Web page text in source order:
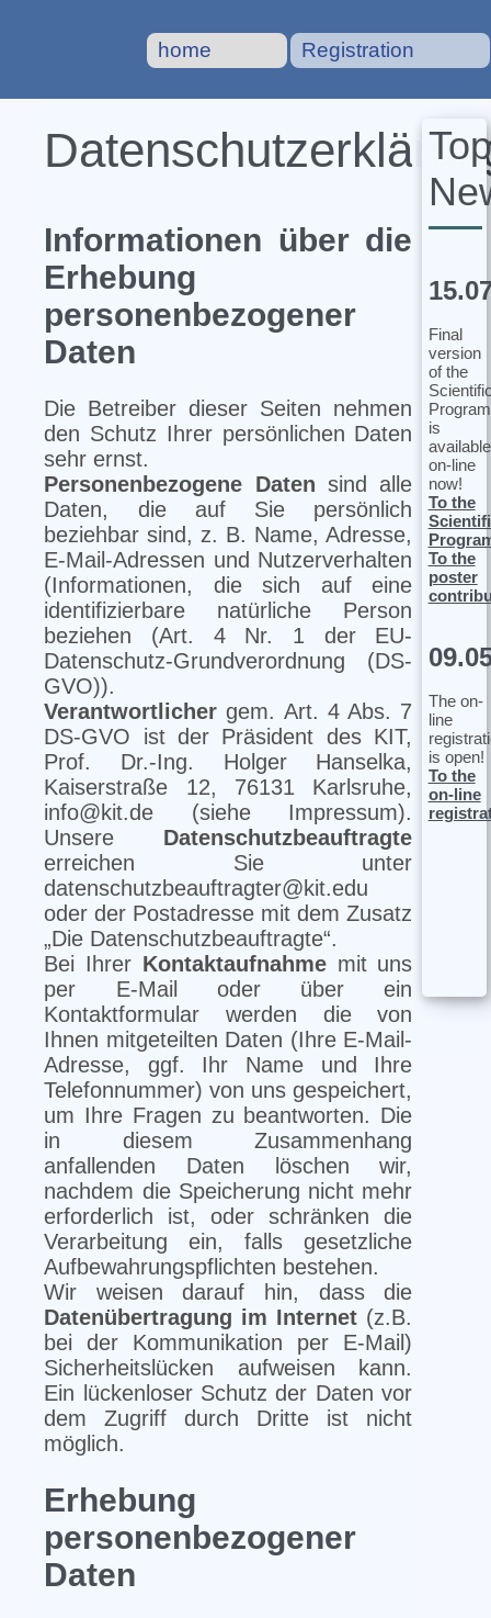
home Registration
Informationen über die
Erhebung
personenbezogener
Daten
Die Betreiber dieser Seiten nehmen
den Schutz Ihrer persönlichen Daten
sehr ernst.
Personenbezogene Daten sind alle
Daten, die auf Sie persönlich
beziehbar sind, z. B. Name, Adresse,
E-Mail-Adressen und Nutzerverhalten
(Informationen, die sich auf eine
identifizierbare natürliche Person
beziehen (Art. 4 Nr. 1 der EU-
Datenschutz-Grundverordnung (DS-
GVO)).
Verantwortlicher gem. Art. 4 Abs. 7
DS-GVO ist der Präsident des KIT,
Prof. Dr.-Ing. Holger Hanselka,
Kaiserstraße 12, 76131 Karlsruhe,
info@kit.de (siehe Impressum).
Unsere Datenschutzbeauftragte
erreichen Sie unter
datenschutzbeauftragter@kit.edu
oder der Postadresse mit dem Zusatz
„Die Datenschutzbeauftragte“.
Bei Ihrer Kontaktaufnahmemit uns
per E-Mail oder über ein
Kontaktformular werden die von
Ihnen mitgeteilten Daten (Ihre E-Mail-
Adresse, ggf. Ihr Name und Ihre
Telefonnummer) von uns gespeichert,
um Ihre Fragen zu beantworten. Die
in diesem Zusammenhang
anfallenden Daten löschen wir,
nachdem die Speicherung nicht mehr
erforderlich ist, oder schränken die
Verarbeitung ein, falls gesetzliche
Aufbewahrungspflichten bestehen.
Wir weisen darauf hin, dass die
Datenübertragung im Internet (z.B.
bei der Kommunikation per E-Mail)
Sicherheitslücken aufweisen kann.
Ein lückenloser Schutz der Daten vor
dem Zugriff durch Dritte ist nicht
möglich.
Erhebung
personenbezogener
Daten
Top
Final
version
of the
Program
is
available
on-line
now!
To the
To the
poster
The on-
line
is open!
To the
on-line